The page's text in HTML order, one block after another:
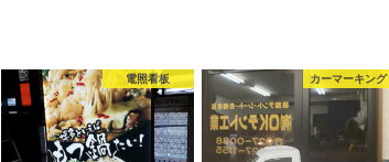
電照看板 カーマーキング